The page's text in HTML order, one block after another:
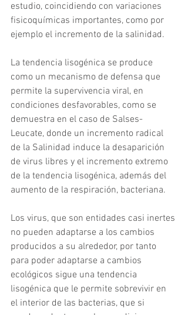
estudio, coincidiendo con variaciones
fisicoquímicas importantes, como por
ejemplo el incremento de la salinidad.
La tendencia lisogénica se produce
como un mecanismo de defensa que
permite la supervivencia viral, en
condiciones desfavorables, como se
demuestra en el caso de Salses-
Leucate, donde un incremento radical
de la Salinidad induce la desaparición
de virus libres y el incremento extremo
de la tendencia lisogénica, además del
aumento de la respiración, bacteriana.
Los virus, que son entidades casi inertes
no pueden adaptarse a los cambios
producidos a su alrededor, por tanto
para poder adaptarse a cambios
ecológicos sigue una tendencia
lisogénica que le permite sobrevivir en
el interior de las bacterias, que si